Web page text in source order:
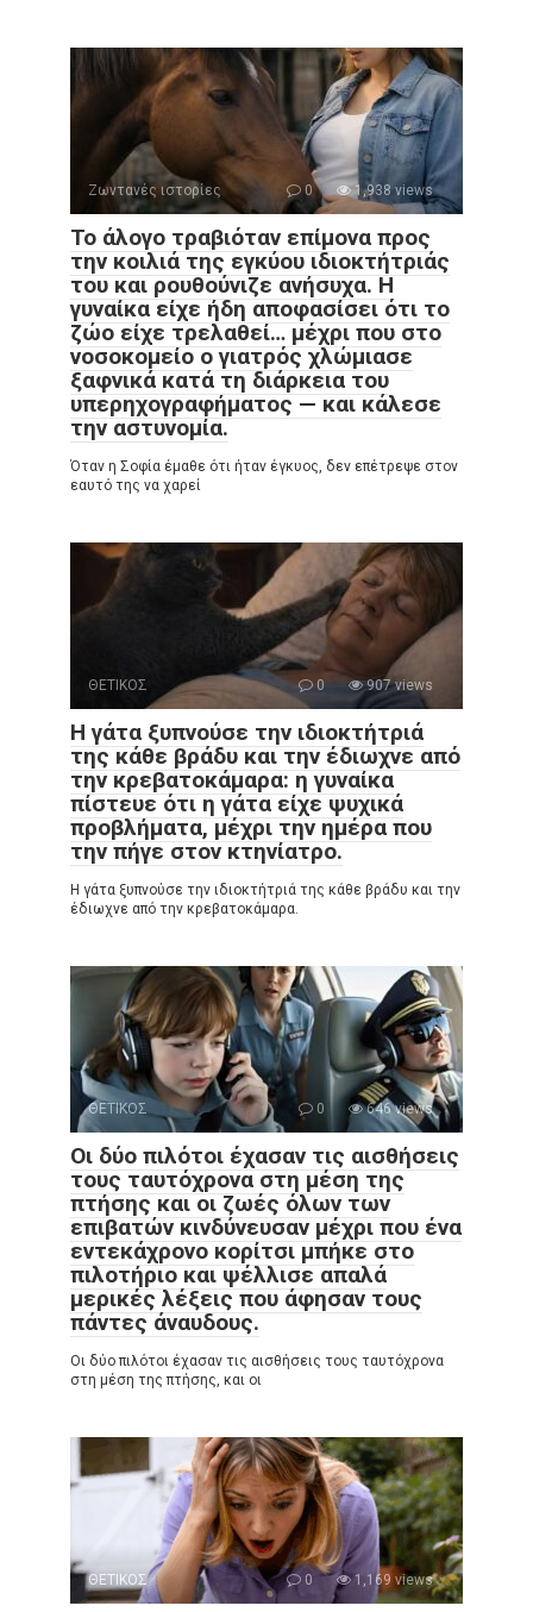
Ζωντανές ιστορίες 0 1,938 views
Το άλογο τραβιόταν επίμονα προς
την κοιλιά της εγκύου ιδιοκτήτριάς
του και ρουθούνιζε ανήσυχα. Η
γυναίκα είχε ήδη αποφασίσει ότι το
ζώο είχε τρελαθεί… μέχρι που στο
νοσοκομείο ο γιατρός χλώμιασε
ξαφνικά κατά τη διάρκεια του
υπερηχογραφήματος — και κάλεσε
την αστυνομία.
Όταν η Σοφία έμαθε ότι ήταν έγκυος, δεν επέτρεψε στον
εαυτό της να χαρεί
ΘΕΤΙΚΟΣ 0 907 views
Η γάτα ξυπνούσε την ιδιοκτήτριά
της κάθε βράδυ και την έδιωχνε από
την κρεβατοκάμαρα: η γυναίκα
πίστευε ότι η γάτα είχε ψυχικά
προβλήματα, μέχρι την ημέρα που
την πήγε στον κτηνίατρο.
Η γάτα ξυπνούσε την ιδιοκτήτριά της κάθε βράδυ και την
έδιωχνε από την κρεβατοκάμαρα.
ΘΕΤΙΚΟΣ 0 646 views
Οι δύο πιλότοι έχασαν τις αισθήσεις
τους ταυτόχρονα στη μέση της
πτήσης και οι ζωές όλων των
επιβατών κινδύνευσαν μέχρι που ένα
εντεκάχρονο κορίτσι μπήκε στο
πιλοτήριο και ψέλλισε απαλά
μερικές λέξεις που άφησαν τους
πάντες άναυδους.
Οι δύο πιλότοι έχασαν τις αισθήσεις τους ταυτόχρονα
στη μέση της πτήσης, και οι
ΘΕΤΙΚΟΣ 0 1,169 views